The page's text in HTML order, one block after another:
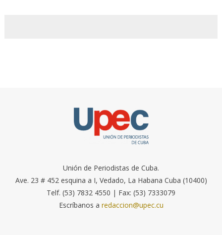
Unión de Periodistas de Cuba.
Ave. 23 # 452 esquina a I, Vedado, La Habana Cuba (10400)
Telf. (53) 7832 4550 | Fax: (53) 7333079
Escríbanos a redaccion@upec.cu